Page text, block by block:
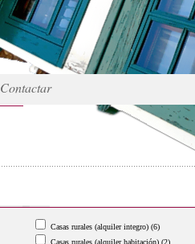
Contactar
Casas rurales (alquiler integro) (6)
Casas rurales (alquiler habitación) (2)